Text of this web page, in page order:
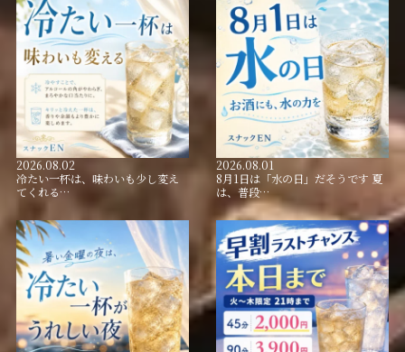
2026.08.02
冷たい一杯は、味わいも少し変え
てくれる…
2026.08.01
8月1日は「水の日」だそうです 夏
は、普段…